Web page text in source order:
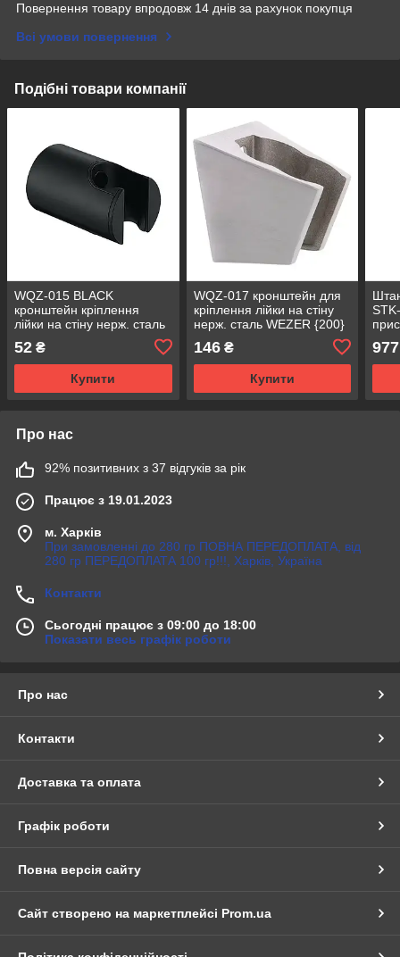
Повернення товару впродовж 14 днів за рахунок покупця
Всі умови повернення
Подібні товари компанії
WQZ-015 BLACK
кронштейн кріплення
лійки на стіну нерж. сталь
(чорний) WEZER {300/1}
52 ₴
Купити
WQZ-017 кронштейн для
кріплення лійки на стіну
нерж. сталь WEZER {200}
146₴
Купити
977
Про нас
92% позитивних з 37 відгуків за рік
Працює з 19.01.2023
м. Харків
При замовленні до 280 гр ПОВНА ПЕРЕДОПЛАТА, від
280 гр ПЕРЕДОПЛАТА 100 гр!!!, Харків, Україна
Контакти
Сьогодні працює з 09:00 до 18:00
Показати весь графік роботи
Про нас
Контакти
Доставка та оплата
Графік роботи
Повна версія сайту
Сайт створено на маркетплейсі Prom.ua